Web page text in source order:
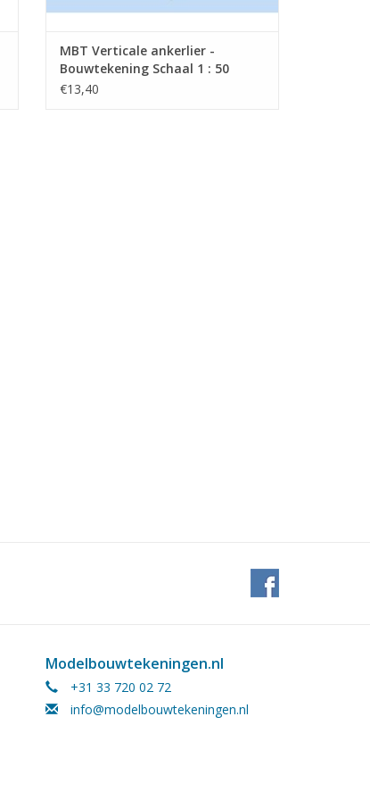
MBT Verticale ankerlier -
Bouwtekening Schaal 1 : 50
(11.17.011)
€13,40
Modelbouwtekeningen.nl
+31 33 720 02 72
info@modelbouwtekeningen.nl